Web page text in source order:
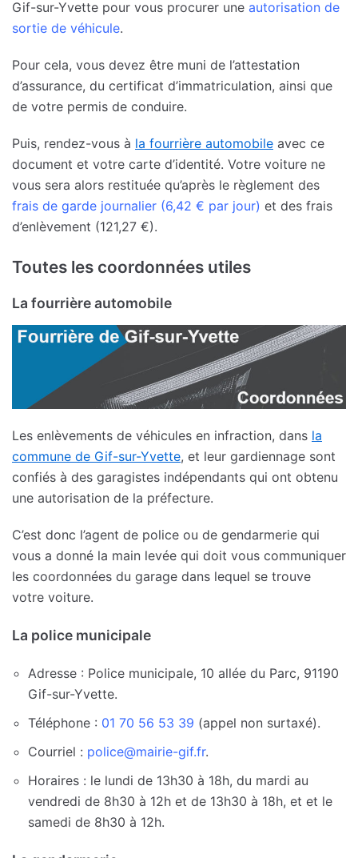
Gif-sur-Yvette pour vous procurer une autorisation de
sortie de véhicule.
Pour cela, vous devez être muni de l’attestation
d’assurance, du certificat d’immatriculation, ainsi que
de votre permis de conduire.
Puis, rendez-vous à la fourrière automobile avec ce
document et votre carte d’identité. Votre voiture ne
vous sera alors restituée qu’après le règlement des
frais de garde journalier (6,42 € par jour) et des frais
d’enlèvement (121,27 €).
Toutes les coordonnées utiles
La fourrière automobile
Les enlèvements de véhicules en infraction, dans la
commune de Gif-sur-Yvette, et leur gardiennage sont
confiés à des garagistes indépendants qui ont obtenu
une autorisation de la préfecture.
C’est donc l’agent de police ou de gendarmerie qui
vous a donné la main levée qui doit vous communiquer
les coordonnées du garage dans lequel se trouve
votre voiture.
La police municipale
Adresse : Police municipale, 10 allée du Parc, 91190
Gif-sur-Yvette.
Téléphone : 01 70 56 53 39 (appel non surtaxé).
Courriel : police@mairie-gif.fr.
Horaires : le lundi de 13h30 à 18h, du mardi au
vendredi de 8h30 à 12h et de 13h30 à 18h, et et le
samedi de 8h30 à 12h.